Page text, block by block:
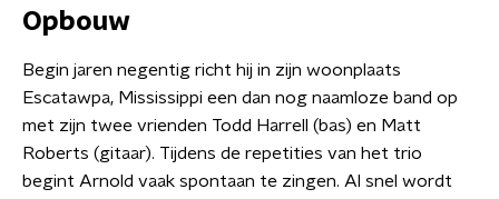
Opbouw
Begin jaren negentig richt hij in zijn woonplaats
Escatawpa, Mississippi een dan nog naamloze band op
met zijn twee vrienden Todd Harrell (bas) en Matt
Roberts (gitaar). Tijdens de repetities van het trio
begint Arnold vaak spontaan te zingen. Al snel wordt